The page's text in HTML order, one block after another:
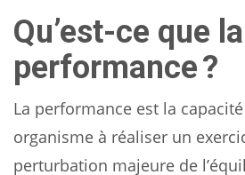
Qu’est-ce que la
performance ?
La performance est la
organisme à réaliser un
perturbation majeure de